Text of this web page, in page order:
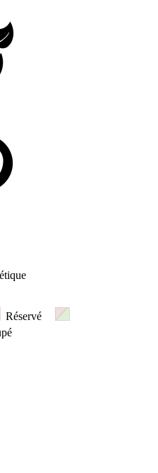
Réservé